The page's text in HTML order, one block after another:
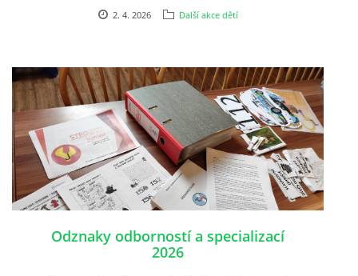
2. 4. 2026 Další akce dětí
Odznaky odborností a specializací
2026